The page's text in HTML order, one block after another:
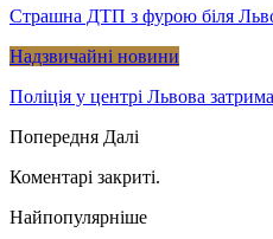
Страшна ДТП з фурою біля
Надзвичайні новини
Поліція у центрі Львова
Попередня Далі
Коментарі закриті.
Найпопулярніше